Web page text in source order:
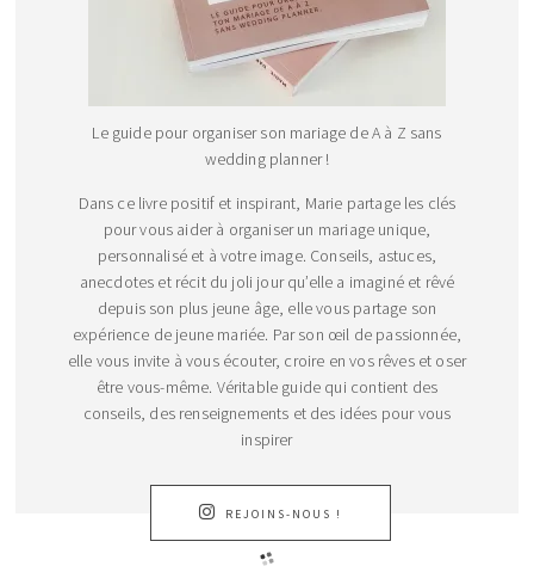
Le guide pour organiser son mariage de A à Z sans
wedding planner !
Dans ce livre positif et inspirant, Marie partage les clés
pour vous aider à organiser un mariage unique,
personnalisé et à votre image. Conseils, astuces,
anecdotes et récit du joli jour qu’elle a imaginé et rêvé
depuis son plus jeune âge, elle vous partage son
expérience de jeune mariée. Par son œil de passionnée,
elle vous invite à vous écouter, croire en vos rêves et oser
être vous-même. Véritable guide qui contient des
conseils, des renseignements et des idées pour vous
inspirer
REJOINS-NOUS !